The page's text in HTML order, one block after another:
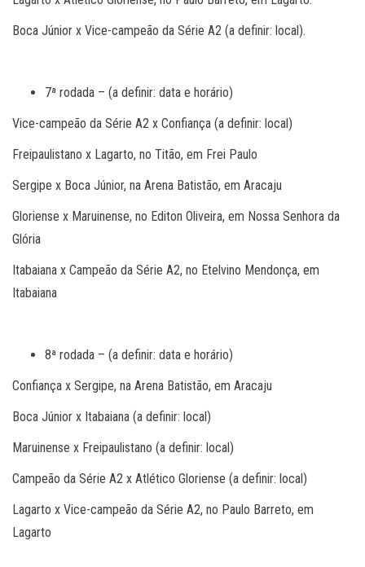
Boca Júnior x Vice-campeão da Série A2 (a definir: local).
7ª rodada – (a definir: data e horário)
Vice-campeão da Série A2 x Confiança (a definir: local)
Freipaulistano x Lagarto, no Titão, em Frei Paulo
Sergipe x Boca Júnior, na Arena Batistão, em Aracaju
Gloriense x Maruinense, no Editon Oliveira, em Nossa Senhora da
Glória
Itabaiana x Campeão da Série A2, no Etelvino Mendonça, em
Itabaiana
8ª rodada – (a definir: data e horário)
Confiança x Sergipe, na Arena Batistão, em Aracaju
Boca Júnior x Itabaiana (a definir: local)
Maruinense x Freipaulistano (a definir: local)
Campeão da Série A2 x Atlético Gloriense (a definir: local)
Lagarto x Vice-campeão da Série A2, no Paulo Barreto, em
Lagarto